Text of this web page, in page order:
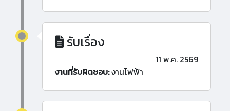
รับเรื่อง
11 พ.ค. 2569
งานที่รับผิดชอบ:งานไฟฟ้า